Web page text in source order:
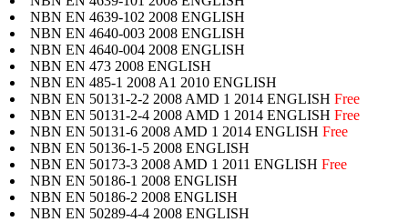
NBN EN 4639-102 2008 ENGLISH
NBN EN 4640-003 2008 ENGLISH
NBN EN 4640-004 2008 ENGLISH
NBN EN 473 2008 ENGLISH
NBN EN 485-1 2008 A1 2010 ENGLISH
NBN EN 50131-2-2 2008 AMD 1 2014 ENGLISH Free
NBN EN 50131-2-4 2008 AMD 1 2014 ENGLISH Free
NBN EN 50131-6 2008 AMD 1 2014 ENGLISH Free
NBN EN 50136-1-5 2008 ENGLISH
NBN EN 50173-3 2008 AMD 1 2011 ENGLISH Free
NBN EN 50186-1 2008 ENGLISH
NBN EN 50186-2 2008 ENGLISH
NBN EN 50289-4-4 2008 ENGLISH